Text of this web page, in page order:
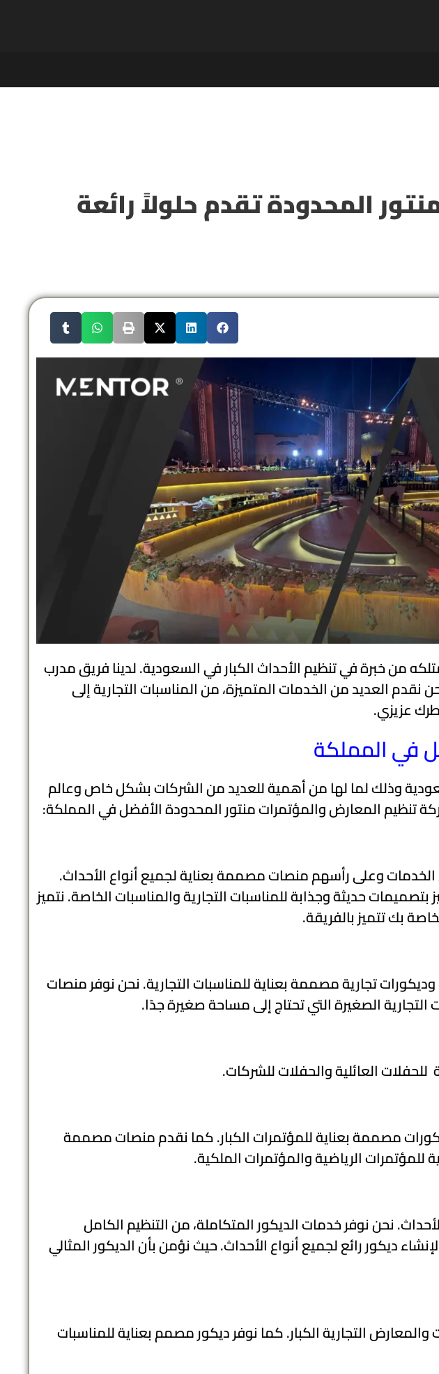
المحدودة تقدم حلولاً رائعة
من خبرة في تنظيم الأحداث الكبار في السعودية. لدينا فريق مدرب
نقدم العديد من الخدمات المتميزة، من المناسبات التجارية إلى
عزيزي.
في المملكة
وذلك لما لها من أهمية للعديد من الشركات بشكل خاص وعالم
تنظيم المعارض والمؤتمرات منتور المحدودة الأفضل في المملكة:
وعلى رأسهم منصات مصممة بعناية لجميع أنواع الأحداث.
حديثة وجذابة للمناسبات التجارية والمناسبات الخاصة. نتميز
بك تتميز بالفريقة.
تجارية مصممة بعناية للمناسبات التجارية. نحن نوفر منصات
الصغيرة التي تحتاج إلى مساحة صغيرة جدًا.
العائلية والحفلات للشركات.
مصممة بعناية للمؤتمرات الكبار. كما نقدم منصات مصممة
الرياضية والمؤتمرات الملكية.
نحن نوفر خدمات الديكور المتكاملة، من التنظيم الكامل
ديكور رائع لجميع أنواع الأحداث. حيث نؤمن بأن الديكور المثالي
التجارية الكبار. كما نوفر ديكور مصمم بعناية للمناسبات